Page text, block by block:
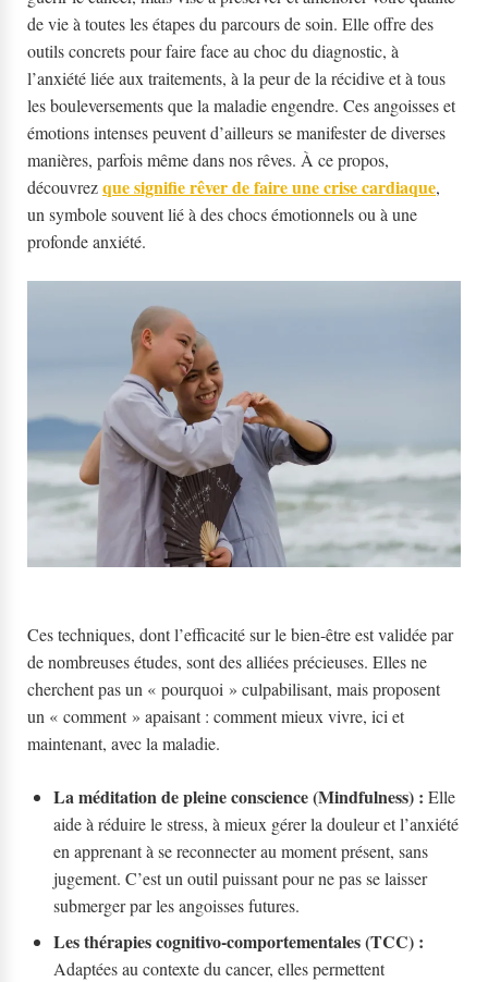
de vie à toutes les étapes du parcours de soin. Elle offre des
outils concrets pour faire face au choc du diagnostic, à
l’anxiété liée aux traitements, à la peur de la récidive et à tous
les bouleversements que la maladie engendre. Ces angoisses et
émotions intenses peuvent d’ailleurs se manifester de diverses
manières, parfois même dans nos rêves. À ce propos,
découvrezque signifie rêver de faire une crise cardiaque,
un symbole souvent lié à des chocs émotionnels ou à une
profonde anxiété.
Ces techniques, dont l’efficacité sur le bien-être est validée par
de nombreuses études, sont des alliées précieuses. Elles ne
cherchent pas un « pourquoi » culpabilisant, mais proposent
un « comment » apaisant : comment mieux vivre, ici et
maintenant, avec la maladie.
La méditation de pleine conscience (Mindfulness) : Elle
aide à réduire le stress, à mieux gérer la douleur et l’anxiété
en apprenant à se reconnecter au moment présent, sans
jugement. C’est un outil puissant pour ne pas se laisser
submerger par les angoisses futures.
Les thérapies cognitivo-comportementales (TCC) :
Adaptées au contexte du cancer, elles permettent